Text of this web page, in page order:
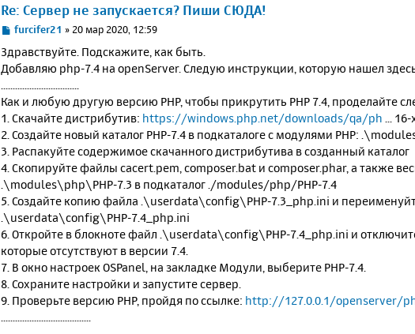
Re: Сервер не запускается? Пиши СЮДА!
С
о
б
е
н
е
furcifer21 » 20 мар 2020, 12:59
Здравствуйте. Подскажите, как быть.
Добавляю php-7.4 на openServer. Следую инструкции, которую нашел
.................................
Как и любую другую версию PHP, чтобы прикрутить PHP 7.4, проделайте
1. Скачайте дистрибутив: https://windows.php.net/downloads/qa/ph ...
2. Создайте новый каталог PHP-7.4 в подкаталоге с модулями PHP:
3. Распакуйте содержимое скачанного дистрибутива в созданный каталог
4. Скопируйте файлы cacert.pem, composer.bat и composer.phar, а также
.\modules\php\PHP-7.3 в подкаталог ./modules/php/PHP-7.4
5. Создайте копию файла .\userdata\config\PHP-7.3_php.ini и
.\userdata\config\PHP-7.4_php.ini
6. Откройте в блокноте файл .\userdata\config\PHP-7.4_php.ini и
которые отсутствуют в версии 7.4.
7. В окно настроек OSPanel, на закладке Модули, выберите PHP-7.4.
8. Сохраните настройки и запустите сервер.
9. Проверьте версию PHP, пройдя по ссылке: http://127.0.0.1/openserver/
......................................